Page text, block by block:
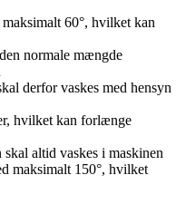
60°, hvilket kan
normale mængde
derfor vaskes med hensyn
hvilket kan forlænge
altid vaskes i maskinen
maksimalt 150°, hvilket